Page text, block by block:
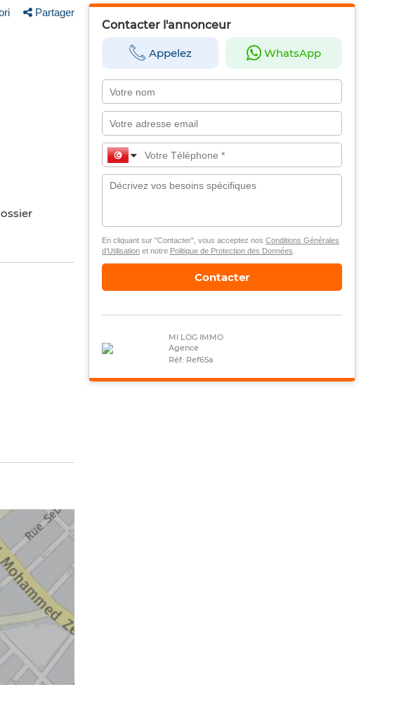
Partager
Contacter l'annonceur
Appelez WhatsApp
En cliquant sur "Contacter", vous acceptez nos Conditions Générales
d’Utilisationet notre Politique de Protection des Données
Contacter
MI LOG IMMO
Agence
Réf: Ref65a